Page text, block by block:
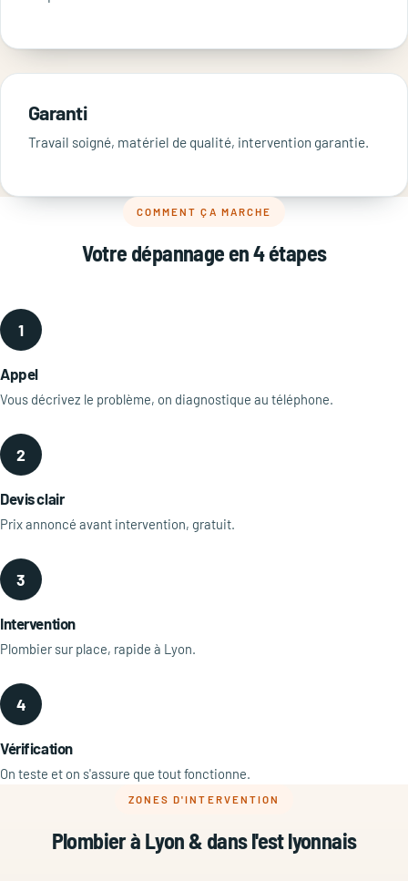
Garanti
Travail soigné, matériel de qualité, intervention garantie.
COMMENT ÇA MARCHE
Votre dépannage en 4 étapes
1
Appel
Vous décrivez le problème, on diagnostique au téléphone.
2
Devis clair
Prix annoncé avant intervention, gratuit.
3
Intervention
Plombier sur place, rapide à Lyon.
4
Vérification
On teste et on s'assure que tout fonctionne.
ZONES D'INTERVENTION
Plombier à Lyon & dans l'est lyonnais